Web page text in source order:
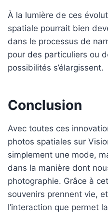
À la lumière de ces
spatiale pourrait bien
dans le processus de
pour des particuliers ou
possibilités s’élargissent.
Conclusion
Avec toutes ces
photos spatiales sur
simplement une mode,
dans la manière dont
photographie. Grâce à
souvenirs prennent vie,
l’interaction que permet la